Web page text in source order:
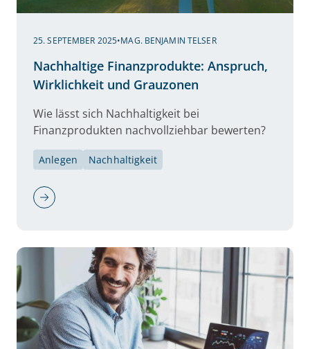
25. SEPTEMBER 2025•MAG. BENJAMIN TELSER
Nachhaltige Finanzprodukte: Anspruch,
Wirklichkeit und Grauzonen
Wie lässt sich Nachhaltigkeit bei
Finanzprodukten nachvollziehbar bewerten?
Anlegen Nachhaltigkeit